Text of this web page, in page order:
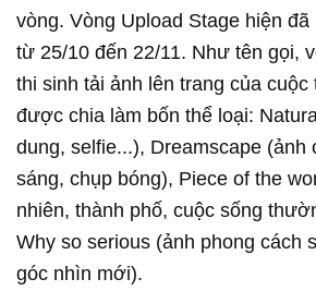
vòng. Vòng Upload Stage hiện
từ 25/10 đến 22/11. Như tên gọi,
thi sinh tải ảnh lên trang của
được chia làm bốn thể loại:
dung, selfie...), Dreamscape (ảnh
sáng, chụp bóng), Piece of the
nhiên, thành phố, cuộc sống
Why so serious (ảnh phong cách
góc nhìn mới).